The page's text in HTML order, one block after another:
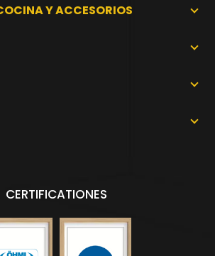
Y ACCESORIOS
CERTIFICATIONES